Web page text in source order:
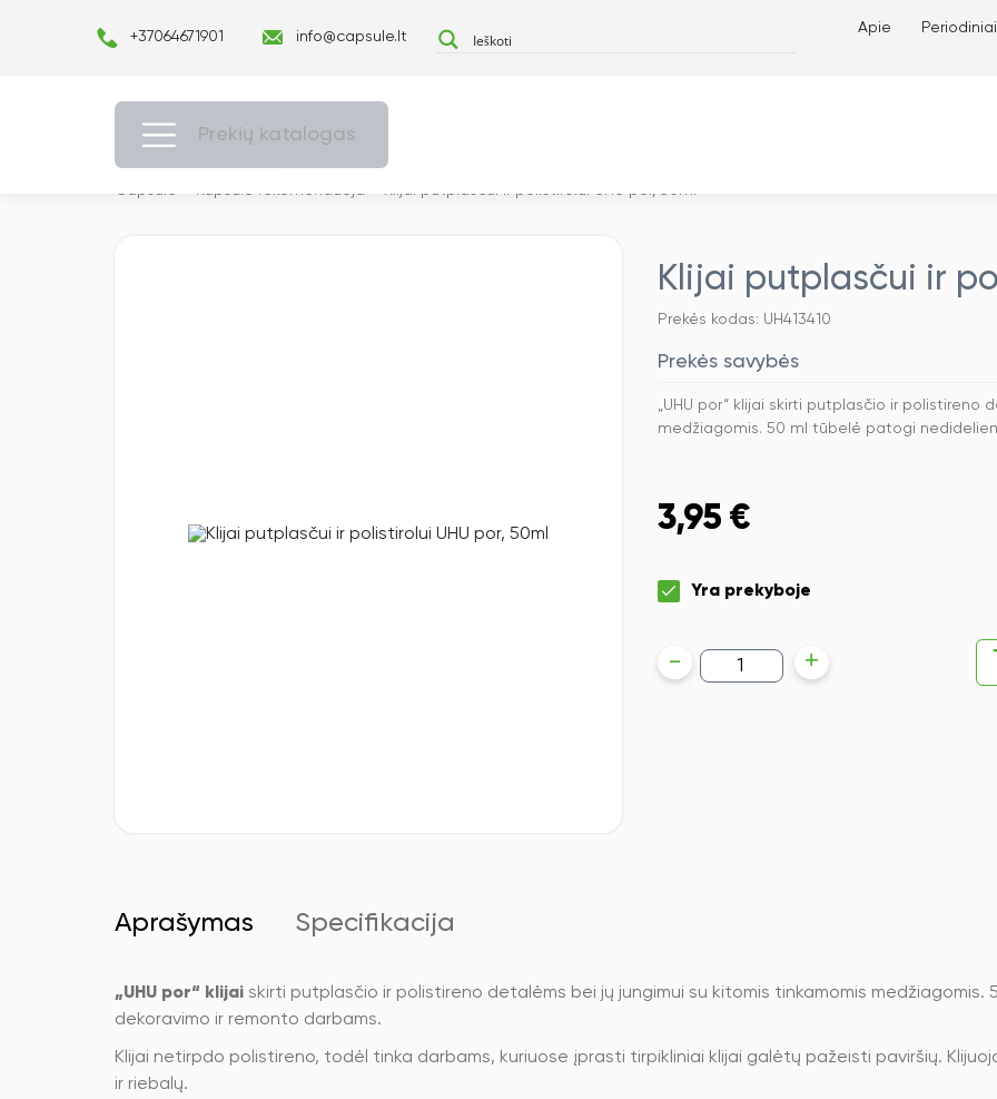
+37064671901 info@capsule.lt
Apie
Prekių katalogas
Capsulė Kapsulė rekomenduoja Klijai putplasčui ir polistirolui UHU por, 50ml
Klijai putplasčui ir
Prekės kodas: UH413410
Prekės savybės
„UHU por“ klijai skirti putplasčio ir
medžiagomis. 50 ml tūbelė patogi
3,95 €
Yra prekyboje
produkto
kiekis:
Klijai
- +
Aprašymas Specifikacija
„UHU por“ klijai skirti putplasčio ir polistireno detalėms bei jų jungimui su kitomis tinkamomis
dekoravimo ir remonto darbams.
Klijai netirpdo polistireno, todėl tinka darbams, kuriuose įprasti tirpikliniai klijai galėtų pažeisti paviršių.
ir riebalų.